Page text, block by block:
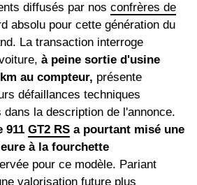
diffusés par nos confrères de
absolu pour cette génération du
La transaction interroge
à peine sortie d'usine
au compteur, présente
défaillances techniques
la description de l'annonce.
911 GT2 RS a pourtant misé une
à la fourchette
pour ce modèle. Pariant
valorisation future plus